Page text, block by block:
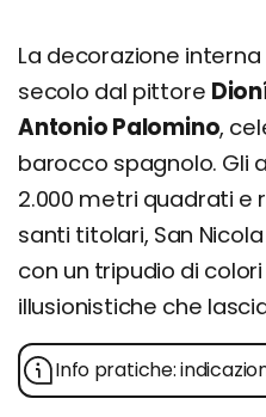
La decorazione interna
secolo dal pittore
Antonio Palomino,
barocco spagnolo. Gli
2.000 metri quadrati e
santi titolari, San
con un tripudio di
illusionistiche che
Info pratiche: